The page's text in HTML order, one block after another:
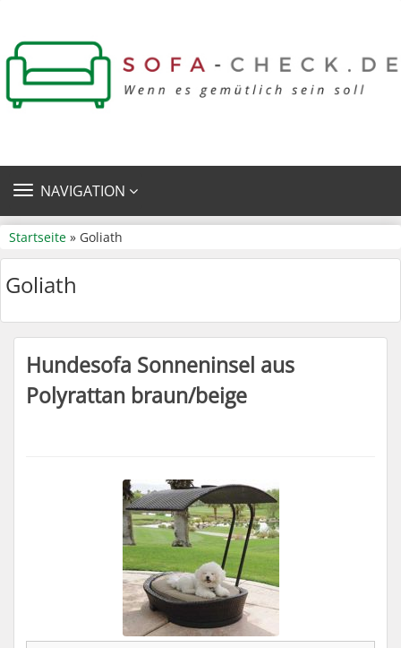
TOGGLE
NAVIGATION
Startseite » Goliath
Goliath
Hundesofa Sonneninsel aus
Polyrattan braun/beige